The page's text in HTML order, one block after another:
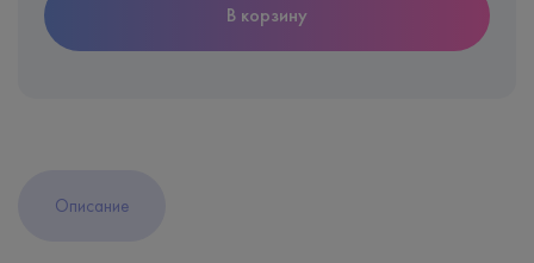
В корзину
Описание